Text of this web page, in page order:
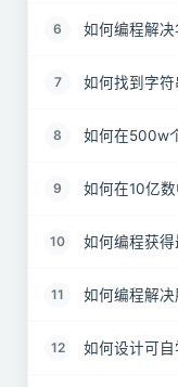
6 如何编程解决
7 如何找到字符
8 如何在500w
9 如何在10亿
10 如何编程获得
11 如何编程解决
12 如何设计可自